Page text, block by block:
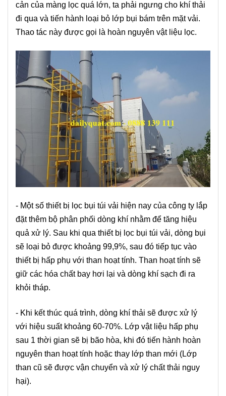
cản của màng lọc quá lớn, ta phải ngưng cho khí thải
đi qua và tiến hành loại bỏ lớp bụi bám trên mặt vải.
Thao tác này được gọi là hoàn nguyên vật liệu lọc.
- Một số thiết bị lọc bụi túi vải hiện nay của công ty lắp
đặt thêm bộ phân phối dòng khí nhằm để tăng hiệu
quả xử lý. Sau khi qua thiết bị lọc bụi túi vải, dòng bụi
sẽ loại bỏ được khoảng 99,9%, sau đó tiếp tục vào
thiết bị hấp phụ với than hoạt tính. Than hoạt tính sẽ
giữ các hóa chất bay hơi lại và dòng khí sạch đi ra
khỏi tháp.
- Khi kết thúc quá trình, dòng khí thải sẽ được xử lý
với hiệu suất khoảng 60-70%. Lớp vật liệu hấp phụ
sau 1 thời gian sẽ bị bão hòa, khi đó tiến hành hoàn
nguyên than hoạt tính hoặc thay lớp than mới (Lớp
than cũ sẽ được vận chuyển và xử lý chất thải nguy
hại).